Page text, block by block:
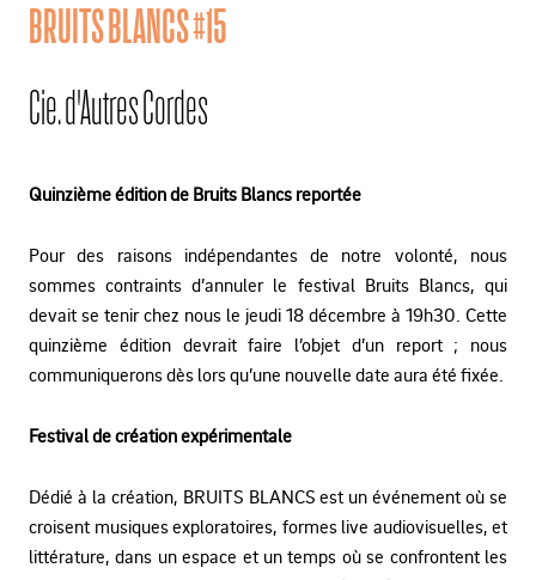
BRUITS BLANCS #15
Cie. d'Autres Cordes
Quinzième édition de Bruits Blancs reportée
Pour des raisons indépendantes de notre volonté, nous
sommes contraints d’annuler le festival Bruits Blancs, qui
devait se tenir chez nous le jeudi 18 décembre à 19h30. Cette
quinzième édition devrait faire l’objet d’un report ; nous
communiquerons dès lors qu’une nouvelle date aura été fixée.
Festival de création expérimentale
Dédié à la création, BRUITS BLANCS est un événement où se
croisent musiques exploratoires, formes live audiovisuelles, et
littérature, dans un espace et un temps où se confrontent les